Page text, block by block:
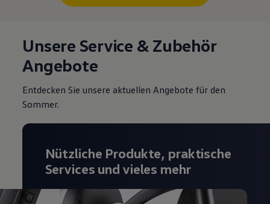
Unsere Service & Zubehör
Angebote
Entdecken Sie unsere aktuellen Angebote für den
Sommer.
Nützliche Produkte, praktische
Services und vieles mehr